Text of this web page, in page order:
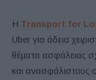
Η Transport for
Uber για άδεια
θέματα ασφάλειας
και ανασφάλιστους